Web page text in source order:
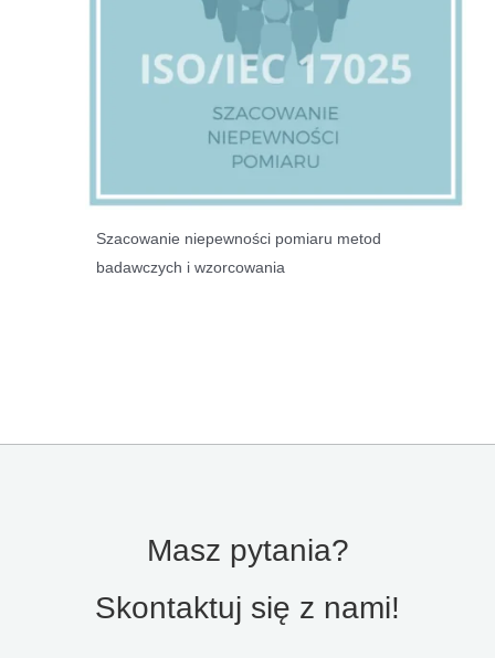
Szacowanie niepewności pomiaru metod
badawczych i wzorcowania
Masz pytania?
Skontaktuj się z nami!